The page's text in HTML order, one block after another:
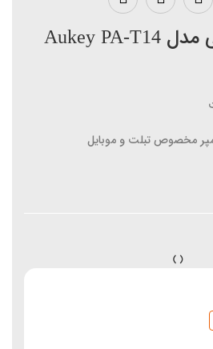
شارژر دیواری آکی مدل Aukey PA-T14